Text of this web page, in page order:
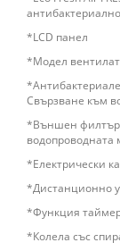
*LCD панел
*Модел
Свързване към
*Външен филтър
водопроводната
*Електрически
*Дистанционно
*Функция
*Колела със